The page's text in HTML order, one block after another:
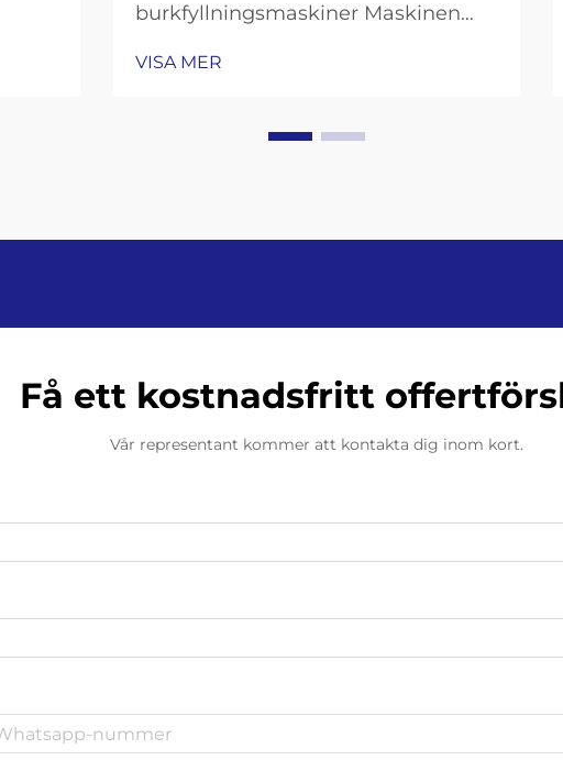
burkfyllningsmaskiner Maskinen
huvudströmförsörjning, säkringar
burkfyllningsmaskinen inte startar
VISA MER
Få ett kostnadsfritt
Vår representant kommer att kontakta dig inom kort.